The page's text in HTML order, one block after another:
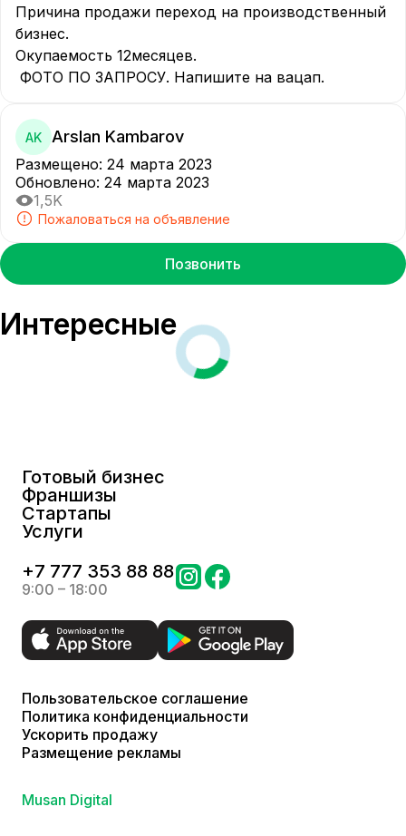
Причина продажи переход на производственный
бизнес.
Окупаемость 12месяцев.
ФОТО ПО ЗАПРОСУ. Напишите на вацап.
AK Arslan Kambarov
Размещено: 24 марта 2023
Обновлено: 24 марта 2023
1,5K
Пожаловаться на объявление
Позвонить
Интересные
Готовый бизнес
Франшизы
Стартапы
Услуги
+7 777 353 88 88
9:00 – 18:00
Пользовательское соглашение
Политика конфиденциальности
Ускорить продажу
Размещение рекламы
Musan Digital